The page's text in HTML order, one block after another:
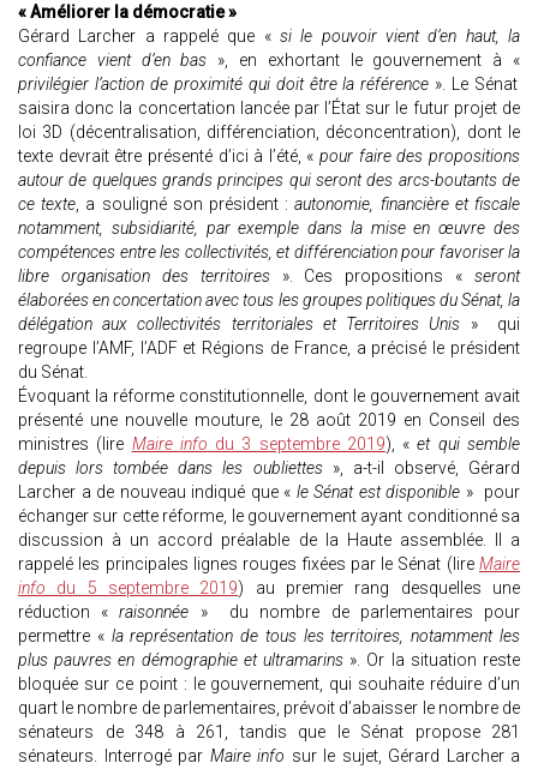
« Améliorer la démocratie »
Gérard Larcher a rappelé que « si le pouvoir vient d’en haut, la
confiance vient d’en bas », en exhortant le gouvernement à «
privilégier l’action de proximité qui doit être la référence ». Le Sénat
saisira donc la concertation lancée par l’État sur le futur projet de
loi 3D (décentralisation, différenciation, déconcentration), dont le
texte devrait être présenté d’ici à l’été, «pour faire des propositions
autour de quelques grands principes qui seront des arcs-boutants de
ce texte, a souligné son président :autonomie, financière et fiscale
notamment, subsidiarité, par exemple dans la mise en œuvre des
compétences entre les collectivités, et différenciation pour favoriser la
libre organisation des territoires». Ces propositions « seront
élaborées en concertation avec tous les groupes politiques du Sénat, la
délégation aux collectivités territoriales et Territoires Unis » qui
regroupe l’AMF, l’ADF et Régions de France, a précisé le président
du Sénat.
Évoquant la réforme constitutionnelle, dont le gouvernement avait
présenté une nouvelle mouture, le 28 août 2019 en Conseil des
ministres (lire Maire info du 3 septembre 2019), «et qui semble
depuis lors tombée dans les oubliettes», a-t-il observé, Gérard
Larcher a de nouveau indiqué que « le Sénat est disponible » pour
échanger sur cette réforme, le gouvernement ayant conditionné sa
discussion à un accord préalable de la Haute assemblée. Il a
rappelé les principales lignes rouges fixées par le Sénat (lire Maire
info du 5 septembre 2019) au premier rang desquelles une
réduction «raisonnée » du nombre de parlementaires pour
permettre « la représentation de tous les territoires, notamment les
plus pauvres en démographie et ultramarins ». Or la situation reste
bloquée sur ce point : le gouvernement, qui souhaite réduire d’un
quart le nombre de parlementaires, prévoit d’abaisser le nombre de
sénateurs de 348 à 261, tandis que le Sénat propose 281
sénateurs. Interrogé par Maire info sur le sujet, Gérard Larcher a